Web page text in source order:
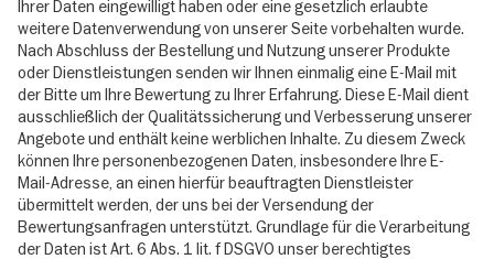
Ihrer Daten eingewilligt haben oder eine gesetzlich erlaubte
weitere Datenverwendung von unserer Seite vorbehalten wurde.
Nach Abschluss der Bestellung und Nutzung unserer Produkte
oder Dienstleistungen senden wir Ihnen einmalig eine E-Mail mit
der Bitte um Ihre Bewertung zu Ihrer Erfahrung. Diese E-Mail dient
ausschließlich der Qualitätssicherung und Verbesserung unserer
Angebote und enthält keine werblichen Inhalte. Zu diesem Zweck
können Ihre personenbezogenen Daten, insbesondere Ihre E-
Mail-Adresse, an einen hierfür beauftragten Dienstleister
übermittelt werden, der uns bei der Versendung der
Bewertungsanfragen unterstützt. Grundlage für die Verarbeitung
der Daten ist Art. 6 Abs. 1 lit. f DSGVO unser berechtigtes